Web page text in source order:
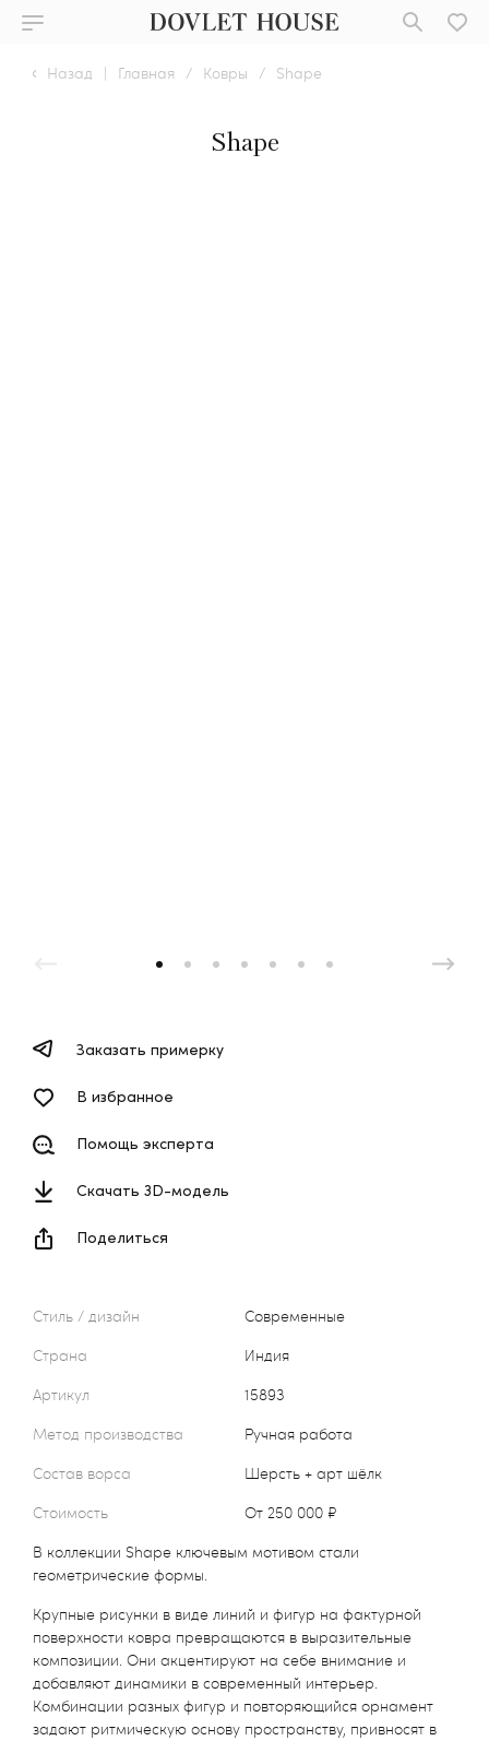
Назад | Главная / Ковры / Shape
Shape
Стиль / дизайн
Современные
Страна
Индия
Артикул
15893
Метод производства
Ручная работа
Состав ворса
Шерсть + арт шёлк
Стоимость
от 250 000 ₽
В коллекции Shape ключевым мотивом стали
геометрические формы.
Крупные рисунки в виде линий и фигур на фактурной
поверхности ковра превращаются в выразительные
композиции. Они акцентируют на себе внимание и
добавляют динамики в современный интерьер.
Комбинации разных фигур и повторяющийся орнамент
задают ритмическую основу пространству, привносят в
Заказать примерку
В избранное
Помощь эксперта
Скачать 3D-модель
Поделиться